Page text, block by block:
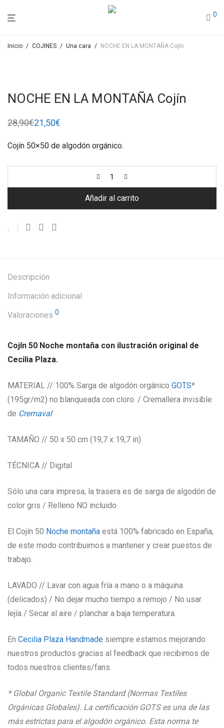
0
Inicio / COJINES / Una cara / NOCHE EN LA MONTAÑA Cojín
NOCHE EN LA MONTAÑA Cojín
28,90€
El
era:
21,50€
El
es:
Cojín 50×50 de algodón orgánico.
Añadir al carrito
Descripción
Información adicional
Valoraciones 0
Cojín 50 Noche montaña con ilustración original de
Cecilia Plaza.
MATERIAL // 100% Sarga de algodón orgánico GOTS*
(195gr/m2) no blanqueada con cloro. / Cremallera invisible
de Cremaval
TAMAÑO // 50 x 50 cm (19,7 x 19,7 in)
TÉCNICA // Digital
Sólo una cara impresa, la trasera es de sarga de algodón de
color gris / Relleno NO incluido
El Cojín 50 Noche montaña está 100% fabricado en España,
de este modo contribuimos a mantener y crear puestos de
trabajo.
LAVADO // Lavar con agua fría a mano o a máquina
(delicados) / No dejar mucho tiempo a remojo / No usar
lejía / Secar al aire / planchar a baja temperatura.
En Cecilia Plaza Handmade siempre estamos mejorando
nuestros productos gracias al feedback que recibimos de
todos nuestros clientes/fans.
* Global Organic Textile Standard (Normas Textiles
Orgánicas Globales). La certificación GOTS es una de las
más estrictas para el algodón orgánico. Esta norma te